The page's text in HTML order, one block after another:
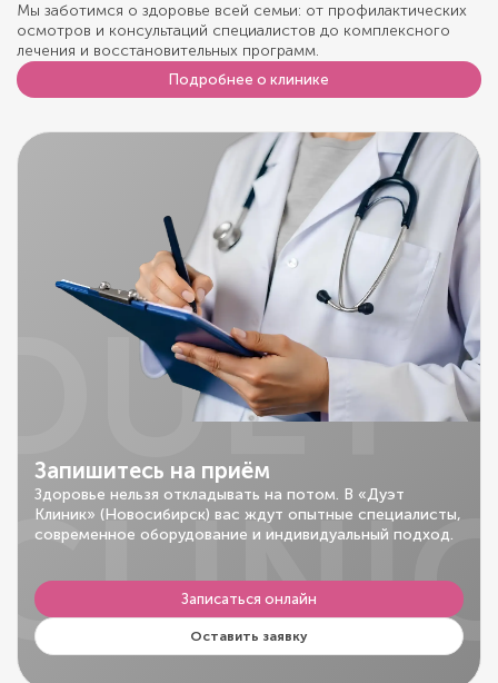
Мы заботимся о здоровье всей семьи: от профилактических
осмотров и консультаций специалистов до комплексного
лечения и восстановительных программ.
Подробнее о клинике
Запишитесь на приём
Здоровье нельзя откладывать на потом. В «Дуэт
Клиник» (Новосибирск) вас ждут опытные специалисты,
современное оборудование и индивидуальный подход.
Записаться онлайн
Оставить заявку